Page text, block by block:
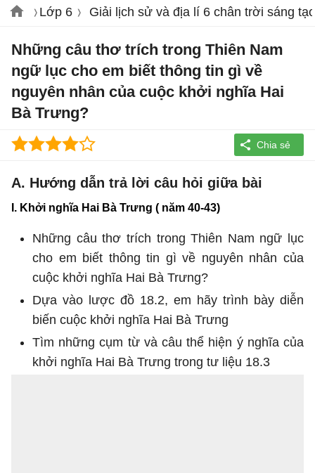
Lớp 6 Giải lịch sử và địa lí 6 chân trời sáng tạo
Những câu thơ trích trong Thiên Nam
ngữ lục cho em biết thông tin gì về
nguyên nhân của cuộc khởi nghĩa Hai
Bà Trưng?
A. Hướng dẫn trả lời câu hỏi giữa bài
I. Khởi nghĩa Hai Bà Trưng ( năm 40-43)
Những câu thơ trích trong Thiên Nam ngữ lục
cho em biết thông tin gì về nguyên nhân của
cuộc khởi nghĩa Hai Bà Trưng?
Dựa vào lược đồ 18.2, em hãy trình bày diễn
biến cuộc khởi nghĩa Hai Bà Trưng
Tìm những cụm từ và câu thể hiện ý nghĩa của
khởi nghĩa Hai Bà Trưng trong tư liệu 18.3